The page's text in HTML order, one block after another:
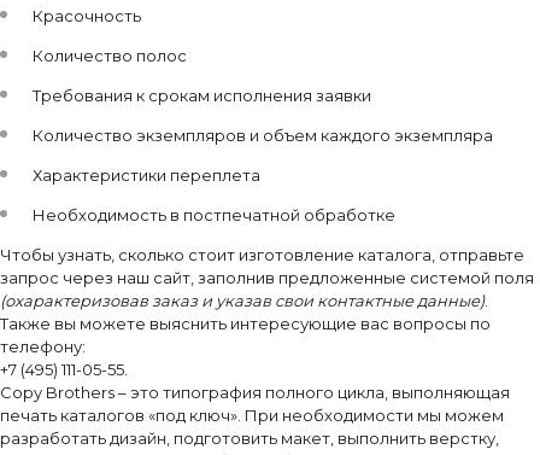
Красочность
Количество полос
Требования к срокам исполнения заявки
Количество экземпляров и объем каждого экземпляра
Характеристики переплета
Необходимость в постпечатной обработке
Чтобы узнать, сколько стоит изготовление каталога, отправьте
запрос через наш сайт, заполнив предложенные системой поля
(охарактеризовав заказ и указав свои контактные данные).
Также вы можете выяснить интересующие вас вопросы по
телефону:
+7 (495) 111-05-55.
Copy Brothers – это типография полного цикла, выполняющая
печать каталогов «под ключ». При необходимости мы можем
разработать дизайн, подготовить макет, выполнить верстку,